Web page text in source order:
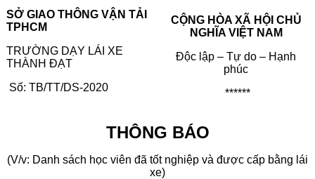
SỞ GIAO THÔNG VẬN TẢI
TPHCM
TRƯỜNG DẠY LÁI XE
THÀNH ĐẠT
Số: TB/TT/DS-2020
CỘNG HÒA XÃ HỘI CHỦ
NGHĨA VIỆT NAM
Độc lập – Tự do – Hạnh
phúc
******
THÔNG BÁO
(V/v: Danh sách học viên đã tốt nghiệp và được cấp bằng lái
xe)